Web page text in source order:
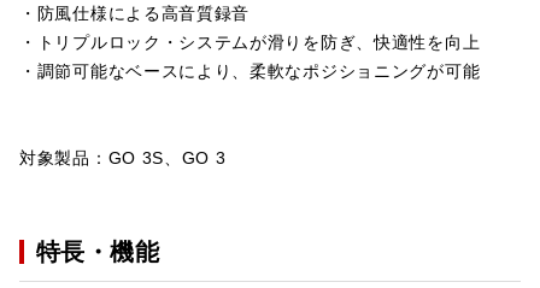
・防風仕様による高音質録音
・トリプルロック・システムが滑りを防ぎ、快適性を向上
・調節可能なベースにより、柔軟なポジショニングが可能
対象製品：GO 3S、GO 3
特長・機能